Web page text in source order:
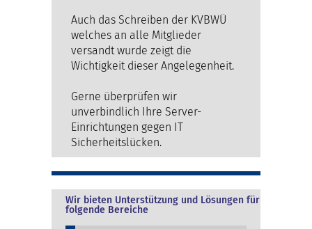
Auch das Schreiben der KVBWÜ
welches an alle Mitglieder
versandt wurde zeigt die
Wichtigkeit dieser Angelegenheit.
Gerne überprüfen wir
unverbindlich Ihre Server-
Einrichtungen gegen IT
Sicherheitslücken.
Wir bieten Unterstützung und Lösungen für
folgende Bereiche